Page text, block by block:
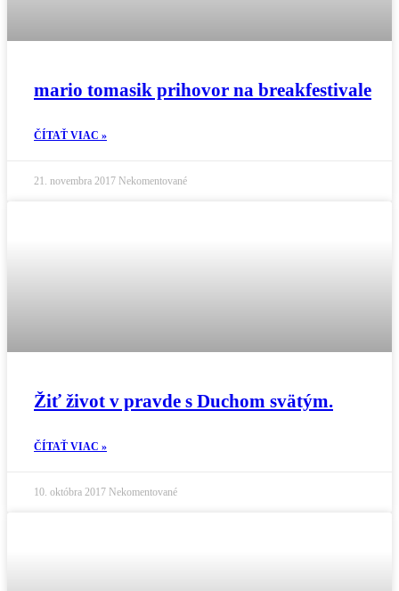
mario tomasik prihovor na breakfestivale
ČÍTAŤ VIAC »
21. novembra 2017 Nekomentované
Žiť život v pravde s Duchom svätým.
ČÍTAŤ VIAC »
10. októbra 2017 Nekomentované